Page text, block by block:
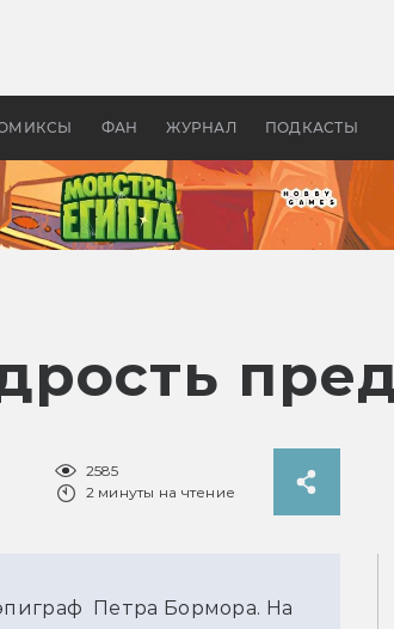
ФАН ЖУРНАЛ ПОДКАСТЫ
—
бы «Властелина колец»
2585
2 минуты на чтение
Петра Бормора. На